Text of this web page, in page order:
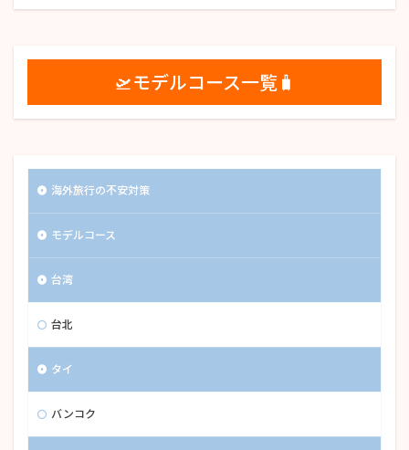
🛫モデルコース一覧🧳
海外旅行の不安対策
モデルコース
台湾
台北
タイ
バンコク